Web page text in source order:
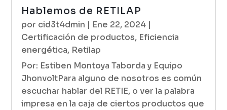
Hablemos de RETILAP
por cid3t4dmin | Ene 22, 2024 |
Certificación de productos, Eficiencia
energética, Retilap
Por: Estiben Montoya Taborda y Equipo
JhonvoltPara alguno de nosotros es común
escuchar hablar del RETIE, o ver la palabra
impresa en la caja de ciertos productos que